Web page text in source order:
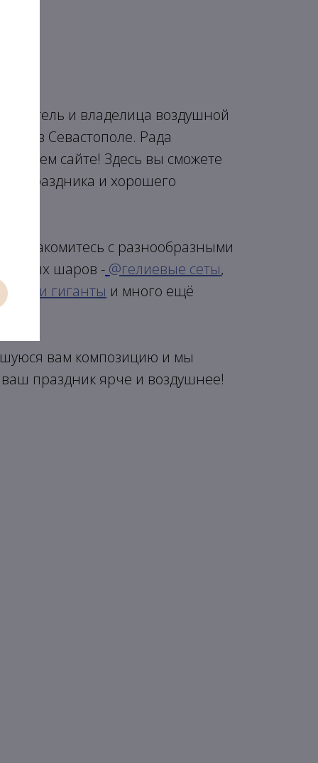
и владелица воздушной
в Севастополе. Рада
нашем сайте! Здесь вы сможете
праздника и хорошего
ознакомитесь с разнообразными
шаров - @гелиевые сеты,
гиганты и много ещё
вам композицию и мы
праздник ярче и воздушнее!